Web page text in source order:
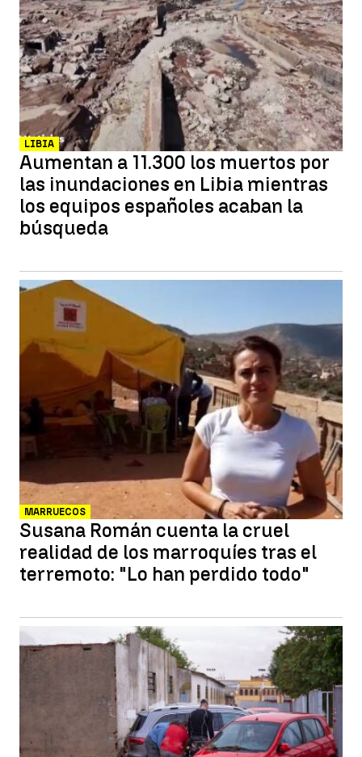
LIBIA
Aumentan a 11.300 los muertos por
las inundaciones en Libia mientras
los equipos españoles acaban la
búsqueda
MARRUECOS
Susana Román cuenta la cruel
realidad de los marroquíes tras el
terremoto: "Lo han perdido todo"